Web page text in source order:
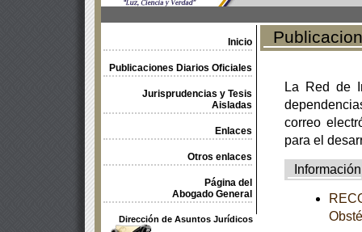
Inicio
Publicaciones Diarios Oficiales
Jurisprudencias y Tesis
Aisladas
Enlaces
Otros enlaces
Página del
Abogado General
Dirección de Asuntos Jurídicos
La Red de
correo
para el
Información